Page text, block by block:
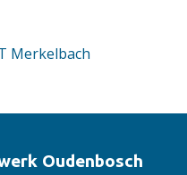
Oudenbosch